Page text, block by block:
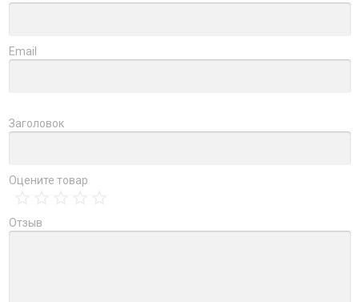
Email
Заголовок
Оцените товар
Отзыв